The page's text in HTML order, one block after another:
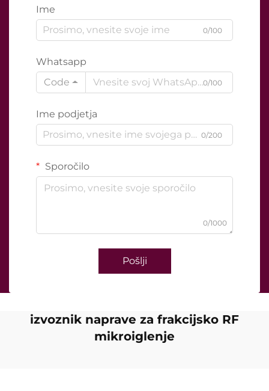
Ime
0/100
Whatsapp
Code
0/100
Ime podjetja
0/200
Sporočilo
0/1000
Pošlji
izvoznik naprave za frakcijsko RF
mikroiglenje